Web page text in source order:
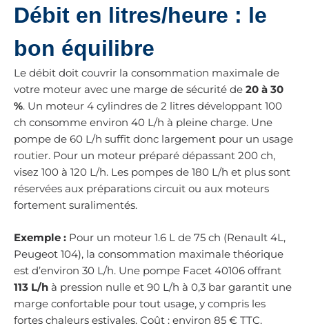
Débit en litres/heure : le
bon équilibre
Le débit doit couvrir la consommation maximale de
votre moteur avec une marge de sécurité de 20 à 30
%. Un moteur 4 cylindres de 2 litres développant 100
ch consomme environ 40 L/h à pleine charge. Une
pompe de 60 L/h suffit donc largement pour un usage
routier. Pour un moteur préparé dépassant 200 ch,
visez 100 à 120 L/h. Les pompes de 180 L/h et plus sont
réservées aux préparations circuit ou aux moteurs
fortement suralimentés.
Exemple : Pour un moteur 1.6 L de 75 ch (Renault 4L,
Peugeot 104), la consommation maximale théorique
est d’environ 30 L/h. Une pompe Facet 40106 offrant
113 L/h à pression nulle et 90 L/h à 0,3 bar garantit une
marge confortable pour tout usage, y compris les
fortes chaleurs estivales. Coût : environ 85 € TTC.